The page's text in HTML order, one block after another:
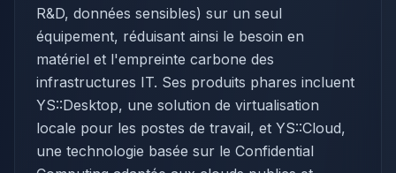
R&D, données sensibles) sur un seul
équipement, réduisant ainsi le besoin en
matériel et l'empreinte carbone des
infrastructures IT. Ses produits phares incluent
YS::Desktop, une solution de virtualisation
locale pour les postes de travail, et YS::Cloud,
une technologie basée sur le Confidential